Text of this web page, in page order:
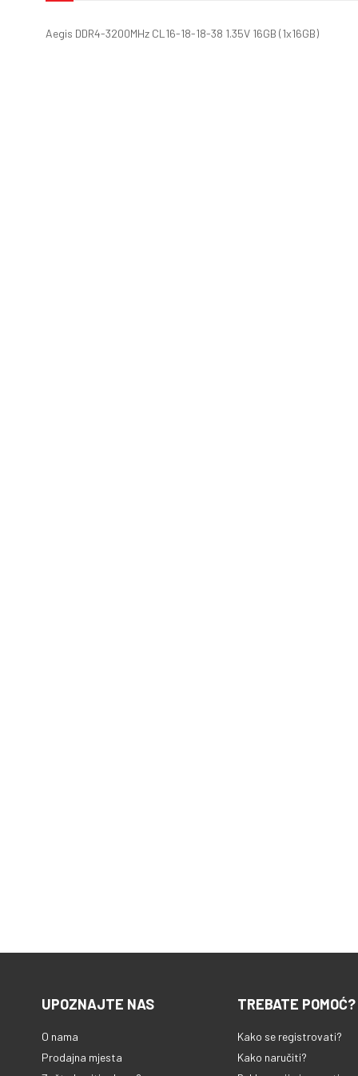
Aegis DDR4-3200MHz CL16-18-18-38 1.35V 16GB (1x16GB)
UPOZNAJTE NAS
O nama
Prodajna mjesta
TREBATE POMOĆ?
Kako se registrovati?
Kako naručiti?